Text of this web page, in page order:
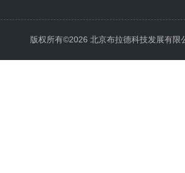
版权所有©2026 北京布拉德科技发展有